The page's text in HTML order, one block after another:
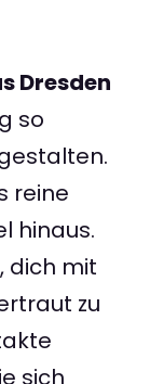
Dresden
so
reine
hinaus.
dich mit
zu